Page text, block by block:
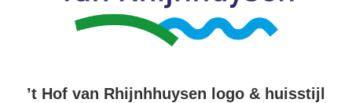
’t Hof van Rhijnhhuysen logo & huisstijl